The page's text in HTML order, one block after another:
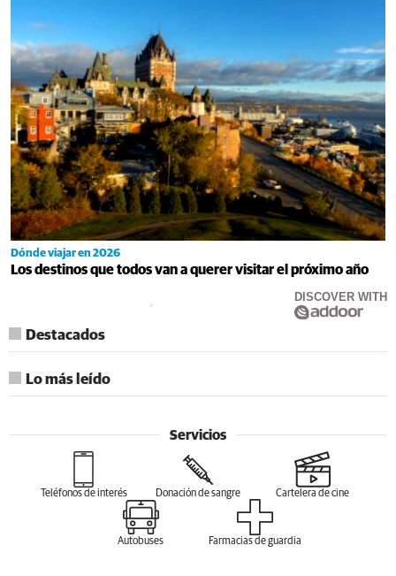
Dónde viajar en 2026
Los destinos que todos van a querer visitar el próximo año
DISCOVER WITH
Destacados
Lo más leído
Servicios
Teléfonos de interés Donación de sangre Cartelera de cine
Autobuses Farmacias de guardia